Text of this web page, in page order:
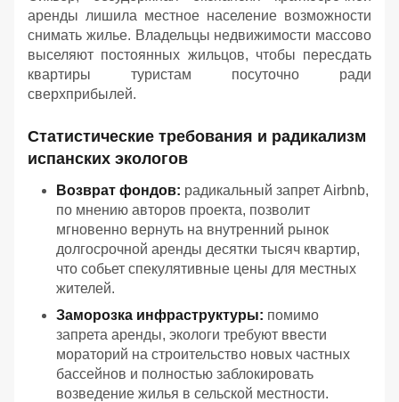
аренды лишила местное население возможности
снимать жилье. Владельцы недвижимости массово
выселяют постоянных жильцов, чтобы пересдать
квартиры туристам посуточно ради
сверхприбылей.
Статистические требования и радикализм
испанских экологов
Возврат фондов: радикальный запрет Airbnb,
по мнению авторов проекта, позволит
мгновенно вернуть на внутренний рынок
долгосрочной аренды десятки тысяч квартир,
что собьет спекулятивные цены для местных
жителей.
Заморозка инфраструктуры: помимо
запрета аренды, экологи требуют ввести
мораторий на строительство новых частных
бассейнов и полностью заблокировать
возведение жилья в сельской местности.